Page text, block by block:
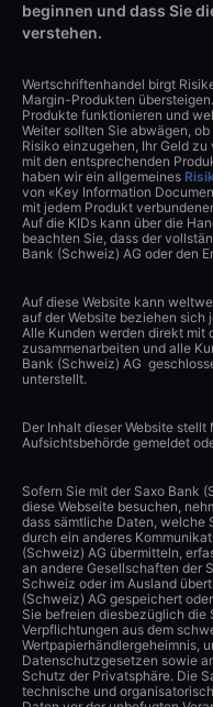
beginnen und dass Sie
verstehen.
Wertschriftenhandel birgt
Margin-Produkten
Produkte funktionieren und
Weiter sollten Sie abwägen,
Risiko einzugehen, Ihr Geld
mit den entsprechenden
haben wir ein allgemeines
von «Key Information
mit jedem Produkt
Auf die KIDs kann über die
beachten Sie, dass der
Bank (Schweiz) AG oder den
Auf diese Website kann
auf der Website beziehen sich
Alle Kunden werden direkt mit
zusammenarbeiten und alle
Bank (Schweiz) AG
unterstellt.
Der Inhalt dieser Website
Aufsichtsbehörde gemeldet
Sofern Sie mit der Saxo Bank
diese Webseite besuchen,
dass sämtliche Daten, welche
durch ein anderes
(Schweiz) AG übermitteln,
an andere Gesellschaften der
Schweiz oder im Ausland
(Schweiz) AG gespeichert
Sie befreien diesbezüglich die
Verpflichtungen aus dem
Wertpapierhändlergeheimnis,
Datenschutzgesetzen sowie
Schutz der Privatsphäre. Die
technische und